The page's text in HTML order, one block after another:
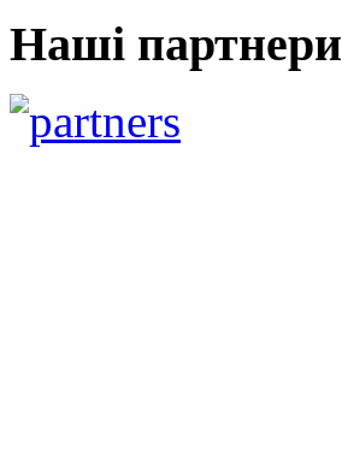
Наші партнери